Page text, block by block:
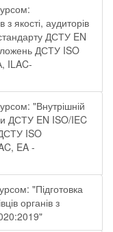
з якості, аудиторів
ДСТУ EN
ДСТУ ISO
ILAC-
"Внутрішній
ДСТУ EN ISO/IEC
ISO
EA -
"Підготовка
органів з